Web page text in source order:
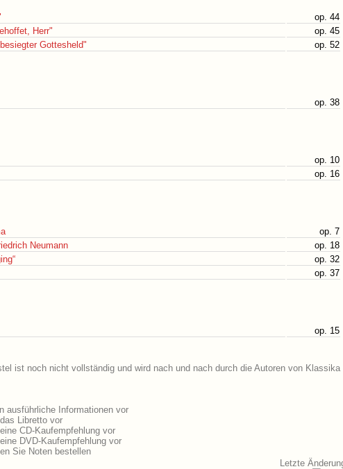
op. 44
Herr"
op. 45
Gottesheld"
op. 52
op. 38
op. 10
op. 16
op. 7
Neumann
op. 18
op. 32
op. 37
op. 15
ist noch nicht vollständig und wird nach und nach durch die Autoren von Klassika
ausführliche Informationen vor
Libretto vor
CD-Kaufempfehlung vor
DVD-Kaufempfehlung vor
Sie Noten bestellen
Letzte